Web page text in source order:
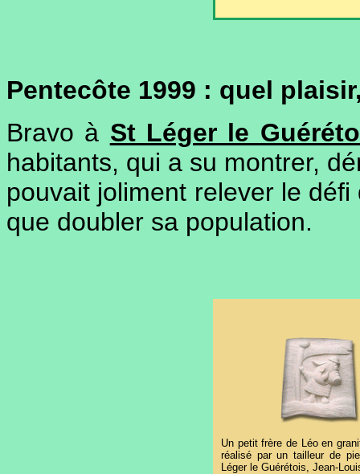
Pentecôte 1999 : quel
Bravo à St Léger le
habitants, qui a su montrer,
pouvait joliment relever le
que doubler sa population.
Un petit frère de Léo en
réalisé par un tailleur de
Léger le Guérétois, Jean-